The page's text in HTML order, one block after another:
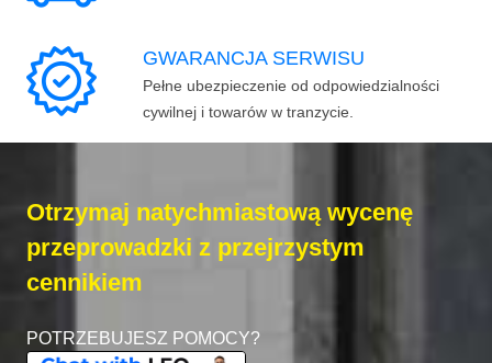
GWARANCJA SERWISU
Pełne ubezpieczenie od odpowiedzialności
cywilnej i towarów w tranzycie.
Otrzymaj natychmiastową wycenę
przeprowadzki z przejrzystym
cennikiem
POTRZEBUJESZ POMOCY?